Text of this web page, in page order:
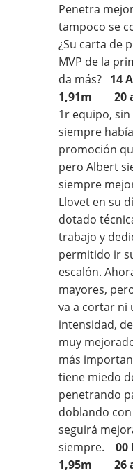
Penetra
tampoco se
¿Su carta de
MVP de la
da más? 14
1,91m 20
1r equipo,
siempre
promoción
pero Albert
siempre
Llovet en su
dotado
trabajo y
permitido ir
escalón.
mayores,
va a cortar ni
intensidad,
muy
más
tiene miedo
penetrando
doblando
seguirá
siempre.
1,95m 26